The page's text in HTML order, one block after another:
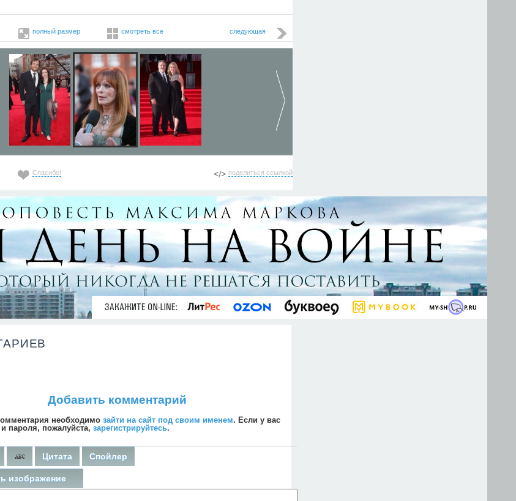
полный размер смотреть все следующая
Спасибо! поделиться ссылкой
Добавить комментарий
необходимо зайти на сайт под своим именем. Если у вас
пароля, пожалуйста, зарегистрируйтесь.
Цитата Спойлер
изображение